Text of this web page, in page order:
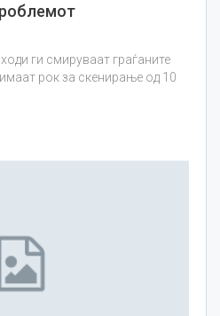
ги смируваат граѓаните
рок за скенирање од 10